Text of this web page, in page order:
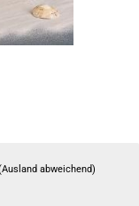
abweichend)